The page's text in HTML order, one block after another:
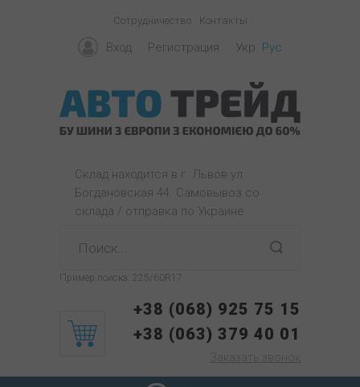
Сотрудничество Контакты
Вход Регистрация Укр Рус
Склад находится в г. Львов ул
Богдановская 44. Самовывоз со
склада / отправка по Украине
Пример поиска: 225/60R17
+38 (068) 925 75 15
+38 (063) 379 40 01
Заказать звонок